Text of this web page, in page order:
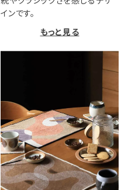
インです。
もっと見る